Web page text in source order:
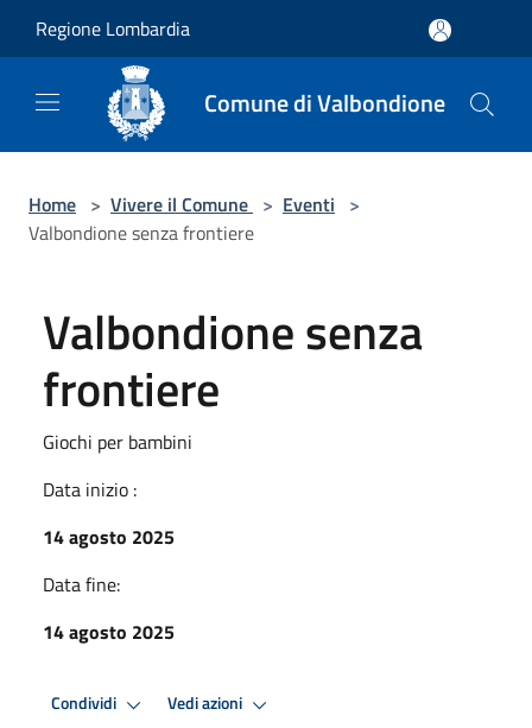
Regione Lombardia
Comune di Valbondione
Home > Vivere il Comune > Eventi >
Valbondione senza frontiere
Valbondione senza
frontiere
Giochi per bambini
Data inizio :
14 agosto 2025
Data fine:
14 agosto 2025
Condividi Vedi azioni